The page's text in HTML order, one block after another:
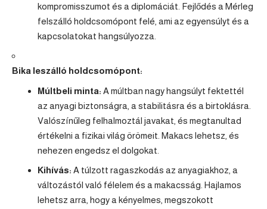
kompromisszumot és a diplomáciát. Fejlődés a Mérleg
felszálló holdcsomópont felé, ami az egyensúlyt és a
kapcsolatokat hangsúlyozza.
Bika leszálló holdcsomópont:
Múltbeli minta: A múltban nagy hangsúlyt fektettél
az anyagi biztonságra, a stabilitásra és a birtoklásra.
Valószínűleg felhalmoztál javakat, és megtanultad
értékelni a fizikai világ örömeit. Makacs lehetsz, és
nehezen engedsz el dolgokat.
Kihívás: A túlzott ragaszkodás az anyagiakhoz, a
változástól való félelem és a makacsság. Hajlamos
lehetsz arra, hogy a kényelmes, megszokott